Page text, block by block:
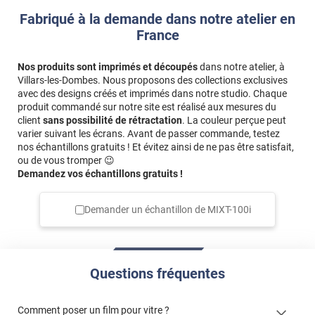
Fabriqué à la demande dans notre atelier en
France
Nos produits sont imprimés et découpésdans notre atelier, à
Villars-les-Dombes. Nous proposons des collections exclusives
avec des designs créés et imprimés dans notre studio. Chaque
produit commandé sur notre site est réalisé aux mesures du
client sans possibilité de rétractation. La couleur perçue peut
varier suivant les écrans. Avant de passer commande, testez
nos échantillons gratuits ! Et évitez ainsi de ne pas être satisfait,
ou de vous tromper 😉
Demandez vos échantillons gratuits !
Demander un échantillon de MIXT-100i
Questions fréquentes
Comment poser un film pour vitre ?
Très facile à poser attention à bien moullle la fenêtre et le
film avant qui reste fragile
Tres bien emballé et la notice bien détaillée
Commentaire Luminis Films-02/07/2026
Bonjour, merci pour avoir pris le temps de partager
votre avis en ligne. Nous sommes ravis de vous savoir
satisfait ! 🥰 N'hésitez pas à parler de nous autour de
vous. 😊 Bonne journée, L'équipe Luminis Films
C’est un bon produit.
*****Il y a 774 jours
Mesures inexactes sur 4 pices /5
*****Il y a 819 jours